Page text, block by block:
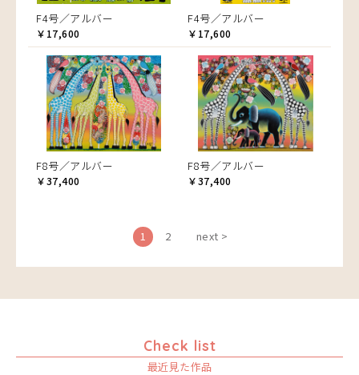
F4号／アルバー
￥17,600
F4号／アルバー
￥17,600
F8号／アルバー
￥37,400
F8号／アルバー
￥37,400
1 2 next >
Check list
最近見た作品